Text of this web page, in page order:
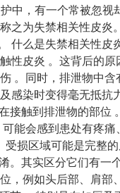
中，有一个常被忽视
之为失禁相关性皮炎
什么是失禁相关性皮
性皮炎 。这背后的原
。同时，排泄物中含
感染时变得毫无抵抗
接触到排泄物的部位
能会感到患处有疼痛
损区域可能是完整的
。其实区分它们有一
，例如头后部、肩部